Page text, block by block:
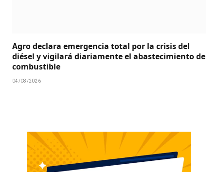
Agro declara emergencia total por la crisis del
diésel y vigilará diariamente el abastecimiento de
combustible
04/08/2026